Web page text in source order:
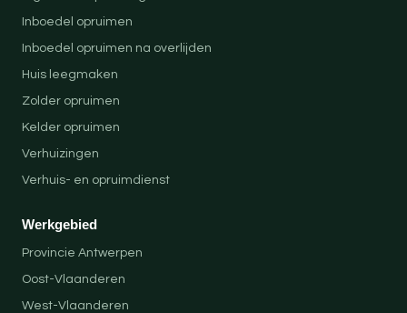
Inboedel opruimen
Inboedel opruimen na overlijden
Huis leegmaken
Zolder opruimen
Kelder opruimen
Verhuizingen
Verhuis- en opruimdienst
Werkgebied
Provincie Antwerpen
Oost-Vlaanderen
West-Vlaanderen